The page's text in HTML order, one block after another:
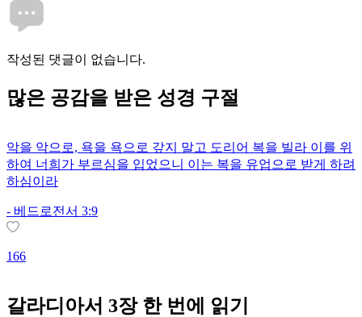
작성된 댓글이 없습니다.
많은 공감을 받은 성경 구절
악을 악으로, 욕을 욕으로 갚지 말고 도리어 복을 빌라 이를 위
하여 너희가 부르심을 입었으니 이는 복을 유업으로 받게 하려
하심이라
- 베드로전서 3:9
166
갈라디아서 3장 한 번에 읽기